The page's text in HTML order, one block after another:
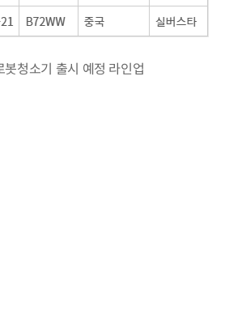
봇청소기 출시 예정 라인업